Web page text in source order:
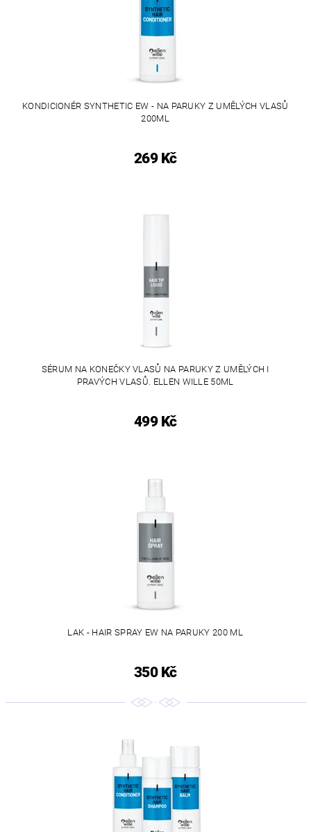
KONDICIONÉR SYNTHETIC EW - NA PARUKY Z UMĚLÝCH VLASŮ
200ML
269 Kč
SÉRUM NA KONEČKY VLASŮ NA PARUKY Z UMĚLÝCH I
PRAVÝCH VLASŮ. ELLEN WILLE 50ML
499 Kč
LAK - HAIR SPRAY EW NA PARUKY 200 ML
350 Kč